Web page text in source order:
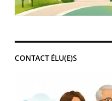
CONTACT ÉLU(E)S